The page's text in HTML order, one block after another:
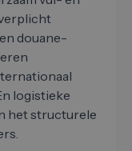
douane-
logistieke
het structurele